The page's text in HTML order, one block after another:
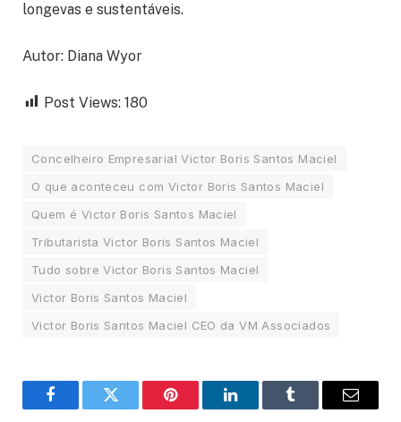
longevas e sustentáveis.
Autor: Diana Wyor
Post Views: 180
Concelheiro Empresarial Victor Boris Santos Maciel
O que aconteceu com Victor Boris Santos Maciel
Quem é Victor Boris Santos Maciel
Tributarista Victor Boris Santos Maciel
Tudo sobre Victor Boris Santos Maciel
Victor Boris Santos Maciel
Victor Boris Santos Maciel CEO da VM Associados
FacebookTwitter Pinterest LinkedInTumblr Email